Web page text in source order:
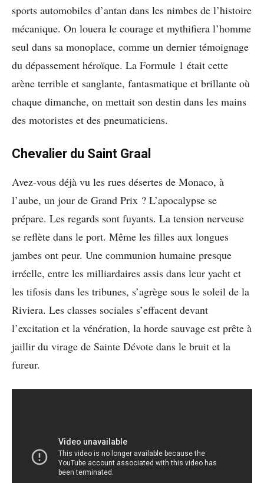
sports automobiles d’antan dans les nimbes de l’histoire
mécanique. On louera le courage et mythifiera l’homme
seul dans sa monoplace, comme un dernier témoignage
du dépassement héroïque. La Formule 1 était cette
arène terrible et sanglante, fantasmatique et brillante où
chaque dimanche, on mettait son destin dans les mains
des motoristes et des pneumaticiens.
Chevalier du Saint Graal
Avez-vous déjà vu les rues désertes de Monaco, à
l’aube, un jour de Grand Prix ? L’apocalypse se
prépare. Les regards sont fuyants. La tension nerveuse
se reflète dans le port. Même les filles aux longues
jambes ont peur. Une communion humaine presque
irréelle, entre les milliardaires assis dans leur yacht et
les tifosis dans les tribunes, s’agrège sous le soleil de la
Riviera. Les classes sociales s’effacent devant
l’excitation et la vénération, la horde sauvage est prête à
jaillir du virage de Sainte Dévote dans le bruit et la
fureur.